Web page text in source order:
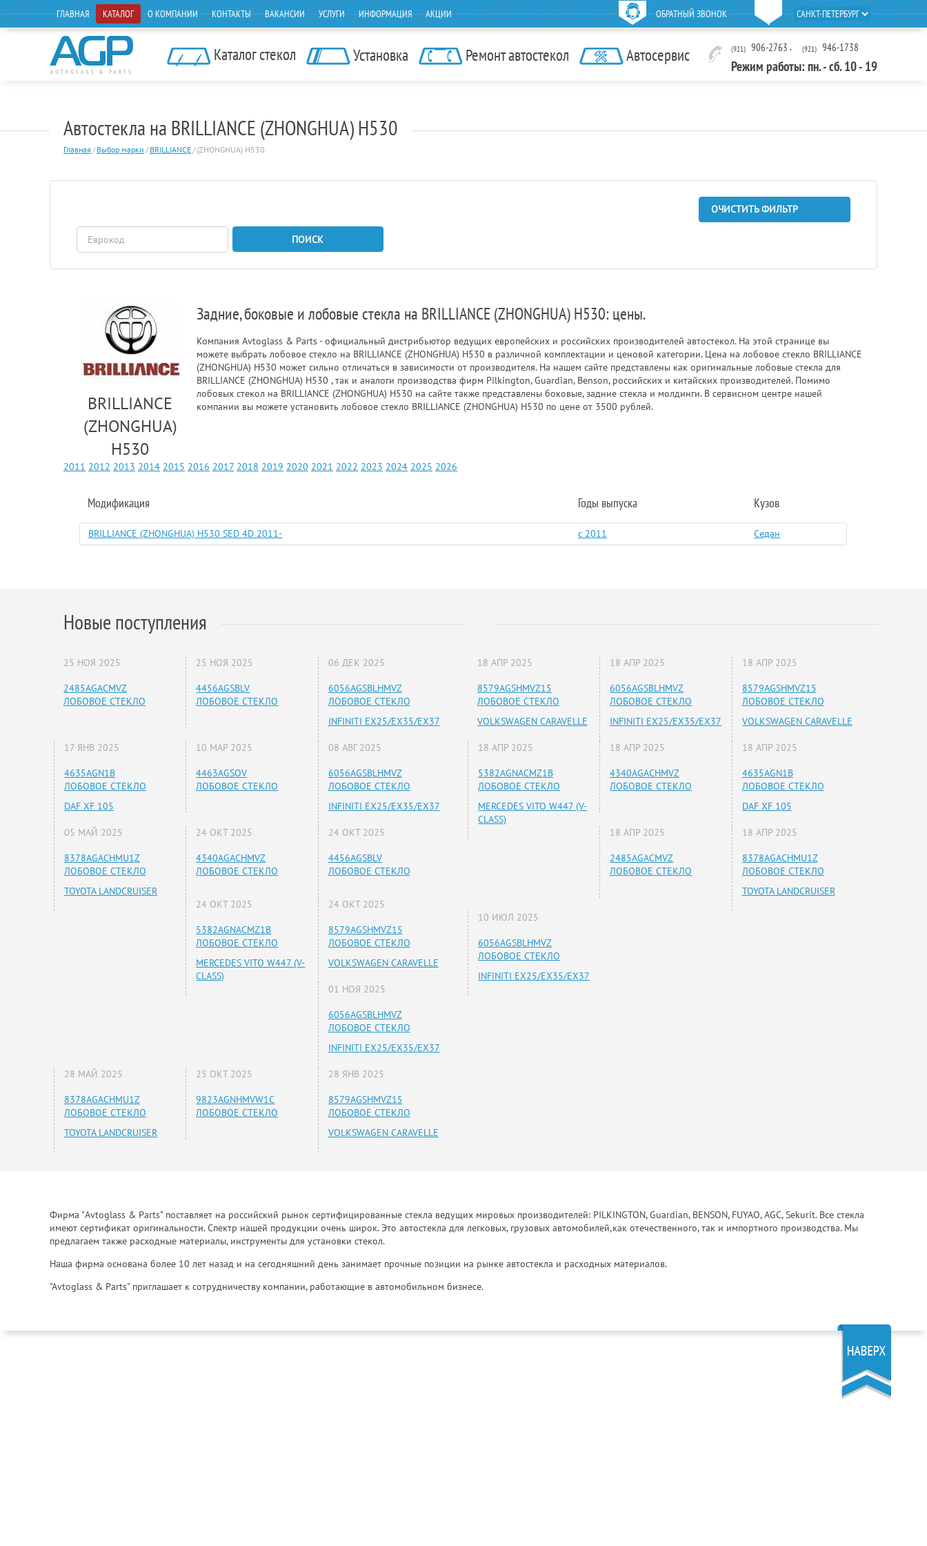
ОБРАТНЫЙ ЗВОНОК
ГЛАВНАЯ КАТАЛОГ О КОМПАНИИ КОНТАКТЫ ВАКАНСИИ УСЛУГИ ИНФОРМАЦИЯ АКЦИИ
Каталог стекол Установка Ремонт автостекол Автосервис (921) 906-2763 , (921) 946-1738
Режим работы: пн. - сб. 10 - 19
Автостекла на BRILLIANCE (ZHONGHUA) H530
Главная / Выбор марки / BRILLIANCE/ (ZHONGHUA) H530
ОЧИСТИТЬ ФИЛЬТР
ПОИСК
BRILLIANCE
(ZHONGHUA)
H530
Задние, боковые и лобовые стекла на BRILLIANCE (ZHONGHUA) H530: цены.
Компания Avtoglass & Parts - официальный дистрибьютор ведущих европейских и российских производителей автостекол. На этой странице вы
можете выбрать лобовое стекло на BRILLIANCE (ZHONGHUA) H530 в различной комплектации и ценовой категории. Цена на лобовое стекло BRILLIANCE
(ZHONGHUA) H530 может сильно отличаться в зависимости от производителя. На нашем сайте представлены как оригинальные лобовые стекла для
BRILLIANCE (ZHONGHUA) H530 , так и аналоги производства фирм Pilkington, Guardian, Benson, российских и китайских производителей. Помимо
лобовых стекол на BRILLIANCE (ZHONGHUA) H530 на сайте также представлены боковые, задние стекла и молдинги. В сервисном центре нашей
компании вы можете установить лобовое стекло BRILLIANCE (ZHONGHUA) H530 по цене от 3500 рублей.
2011 2012 2013 2014 2015 2016 2017 2018 2019 2020 2021 2022 2023 2024 2025 2026
Модификация Годы выпуска Кузов
BRILLIANCE (ZHONGHUA) H530 SED 4D 2011- c 2011 Седан
Новые поступления
25 НОЯ 2025
2485AGACMVZ
ЛОБОВОЕ СТЕКЛО
25 НОЯ 2025
4456AGSBLV
ЛОБОВОЕ СТЕКЛО
06 ДЕК 2025
6056AGSBLHMVZ
ЛОБОВОЕ СТЕКЛО
INFINITI EX25/EX35/EX37
17 ЯНВ 2025
4635AGN1B
ЛОБОВОЕ СТЕКЛО
DAF XF 105
10 МАР 2025
4463AGSOV
ЛОБОВОЕ СТЕКЛО
08 АВГ 2025
6056AGSBLHMVZ
ЛОБОВОЕ СТЕКЛО
INFINITI EX25/EX35/EX37
05 МАЙ 2025
8378AGACHMU1Z
ЛОБОВОЕ СТЕКЛО
TOYOTA LANDCRUISER
24 ОКТ 2025
4340AGACHMVZ
ЛОБОВОЕ СТЕКЛО
24 ОКТ 2025
4456AGSBLV
ЛОБОВОЕ СТЕКЛО
24 ОКТ 2025
5382AGNACMZ1B
ЛОБОВОЕ СТЕКЛО
MERCEDES VITO W447 (V-
CLASS)
24 ОКТ 2025
8579AGSHMVZ15
ЛОБОВОЕ СТЕКЛО
VOLKSWAGEN CARAVELLE
01 НОЯ 2025
6056AGSBLHMVZ
ЛОБОВОЕ СТЕКЛО
INFINITI EX25/EX35/EX37
28 МАЙ 2025
8378AGACHMU1Z
ЛОБОВОЕ СТЕКЛО
TOYOTA LANDCRUISER
25 ОКТ 2025
9823AGNHMVW1C
ЛОБОВОЕ СТЕКЛО
28 ЯНВ 2025
8579AGSHMVZ15
ЛОБОВОЕ СТЕКЛО
VOLKSWAGEN CARAVELLE
18 АПР 2025
8579AGSHMVZ15
ЛОБОВОЕ СТЕКЛО
VOLKSWAGEN CARAVELLE
18 АПР 2025
6056AGSBLHMVZ
ЛОБОВОЕ СТЕКЛО
INFINITI EX25/EX35/EX37
18 АПР 2025
8579AGSHMVZ15
ЛОБОВОЕ СТЕКЛО
VOLKSWAGEN CARAVELLE
18 АПР 2025
5382AGNACMZ1B
ЛОБОВОЕ СТЕКЛО
MERCEDES VITO W447 (V-
CLASS)
18 АПР 2025
4340AGACHMVZ
ЛОБОВОЕ СТЕКЛО
18 АПР 2025
4635AGN1B
ЛОБОВОЕ СТЕКЛО
DAF XF 105
18 АПР 2025
2485AGACMVZ
ЛОБОВОЕ СТЕКЛО
18 АПР 2025
8378AGACHMU1Z
ЛОБОВОЕ СТЕКЛО
TOYOTA LANDCRUISER
10 ИЮЛ 2025
6056AGSBLHMVZ
ЛОБОВОЕ СТЕКЛО
INFINITI EX25/EX35/EX37
Фирма "Avtoglass & Parts" поставляет на российский рынок сертифицированные стекла ведущих мировых производителей: PILKINGTON, Guardian, BENSON, FUYAO, AGC, Sekurit. Все стекла
имеют сертификат оригинальности. Спектр нашей продукции очень широк. Это автостекла для легковых, грузовых автомобилей,как отечественного, так и импортного производства. Мы
предлагаем также расходные материалы, инструменты для установки стекол.
Наша фирма основана более 10 лет назад и на сегодняшний день занимает прочные позиции на рынке автостекла и расходных материалов.
"Avtoglass & Parts" приглашает к сотрудничеству компании, работающие в автомобильном бизнесе.